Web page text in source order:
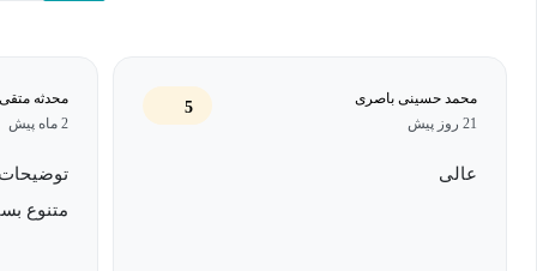
محمد حسینی باصری
21 روز پیش
5
عالی
محدثه متقی
2 ماه پیش
توضیحات
متنوع